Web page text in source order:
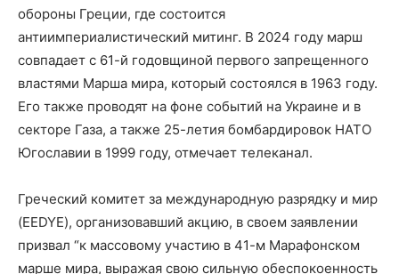
обороны Греции, где состоится
антиимпериалистический митинг. В 2024 году марш
совпадает с 61-й годовщиной первого запрещенного
властями Марша мира, который состоялся в 1963 году.
Его также проводят на фоне событий на Украине и в
секторе Газа, а также 25-летия бомбардировок НАТО
Югославии в 1999 году, отмечает телеканал.
Греческий комитет за международную разрядку и мир
(EEDYE), организовавший акцию, в своем заявлении
призвал “к массовому участию в 41-м Марафонском
марше мира, выражая свою сильную обеспокоенность